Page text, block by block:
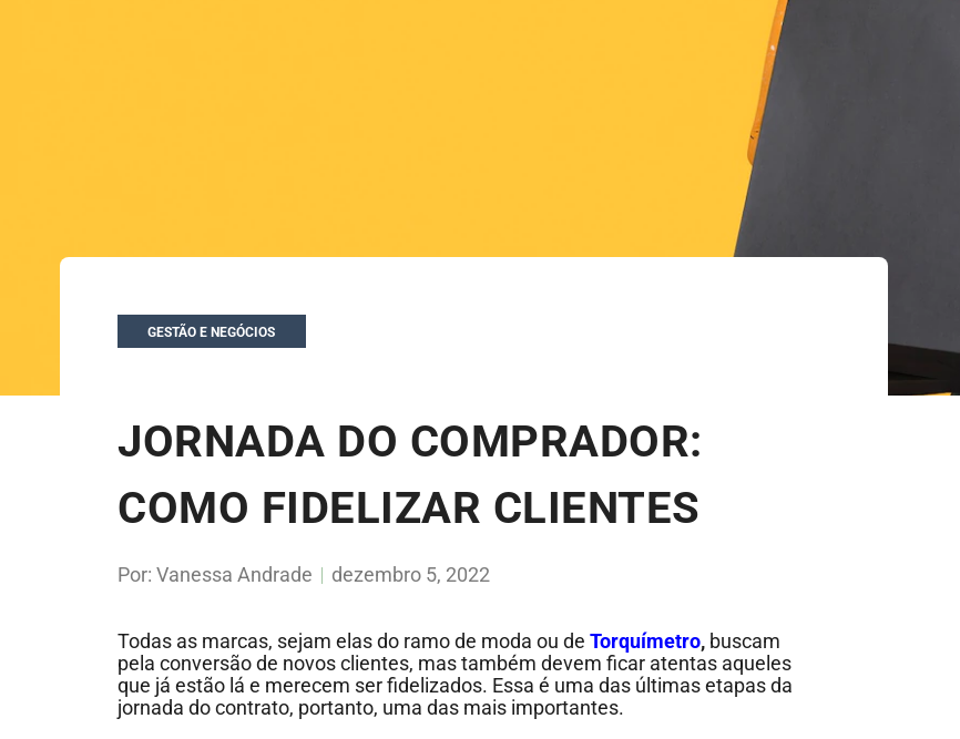
GESTÃO E NEGÓCIOS
JORNADA DO COMPRADOR:
COMO FIDELIZAR CLIENTES
Por:Vanessa Andrade dezembro 5, 2022
Todas as marcas, sejam elas do ramo de moda ou deTorquímetro, buscam
pela conversão de novos clientes, mas também devem ficar atentas aqueles
que já estão lá e merecem ser fidelizados. Essa é uma das últimas etapas da
jornada do contrato, portanto, uma das mais importantes.